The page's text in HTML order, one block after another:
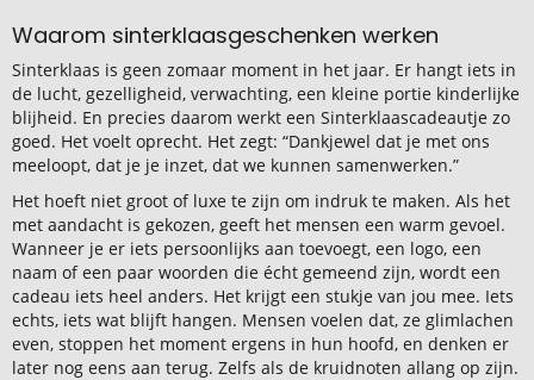
Waarom sinterklaasgeschenken werken
Sinterklaas is geen zomaar moment in het jaar. Er hangt iets in
de lucht, gezelligheid, verwachting, een kleine portie kinderlijke
blijheid. En precies daarom werkt een Sinterklaascadeautje zo
goed. Het voelt oprecht. Het zegt: “Dankjewel dat je met ons
meeloopt, dat je je inzet, dat we kunnen samenwerken.”
Het hoeft niet groot of luxe te zijn om indruk te maken. Als het
met aandacht is gekozen, geeft het mensen een warm gevoel.
Wanneer je er iets persoonlijks aan toevoegt, een logo, een
naam of een paar woorden die écht gemeend zijn, wordt een
cadeau iets heel anders. Het krijgt een stukje van jou mee. Iets
echts, iets wat blijft hangen. Mensen voelen dat, ze glimlachen
even, stoppen het moment ergens in hun hoofd, en denken er
later nog eens aan terug. Zelfs als de kruidnoten allang op zijn.